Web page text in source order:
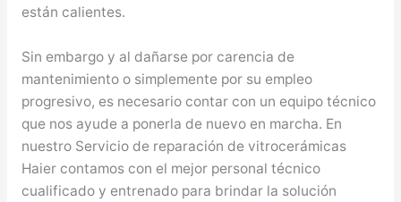
están calientes.
Sin embargo y al dañarse por carencia de
mantenimiento o simplemente por su empleo
progresivo, es necesario contar con un equipo técnico
que nos ayude a ponerla de nuevo en marcha. En
nuestro Servicio de reparación de vitrocerámicas
Haier contamos con el mejor personal técnico
cualificado y entrenado para brindar la solución